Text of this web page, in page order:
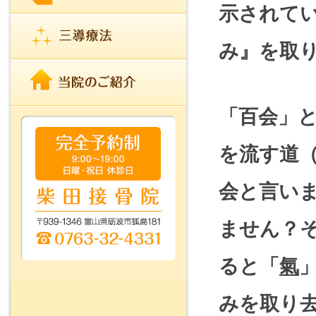
示されて
み』を取
「百会」
を流す道
会と言い
ません？
ると「 氣
みを取り